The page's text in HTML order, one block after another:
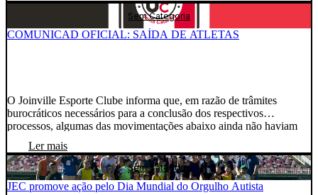
Centro de Treinamento Vilson […]
Sem Categoria
COMUNICAD OFICIAL: SAÍDA DE ATLETAS
O Joinville Esporte Clube informa que, em razão de trâmites
burocráticos necessários para a conclusão dos respectivos
processos, algumas das movimentações abaixo ainda não haviam
situação dos seguintes atletas: Dudu teve seu vínculo contratual
rescindido em comum acordo entre as partes e não faz mais parte
[…]
Ler mais
Sem Categoria
JEC promove ação pelo Dia Mundial do Orgulho Autista